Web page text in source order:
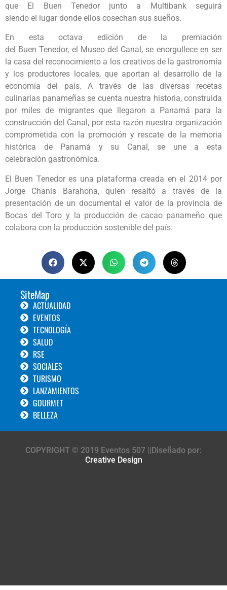
que El Buen Tenedor junto a Multibank seguirá
siendo el lugar donde ellos cosechan sus sueños.
En esta octava edición de la premiación
del Buen Tenedor, el Museo del Canal, se enorgullece en ser
la casa del reconocimiento a los creativos de la gastronomía
y los productores locales, que aportan al desarrollo de la
economía del país. A través de las diversas recetas
culinarias panameñas se cuenta nuestra historia, construida
por miles de migrantes que llegaron a Panamá para la
construcción del Canal, por esta razón nuestra organización
comprometida con la promoción y rescate de la memoria
histórica de Panamá y su Canal, se une a esta
celebración gastronómica.
El Buen Tenedor es una plataforma creada en el 2014 por
Jorge Chanis Barahona, quien resaltó a través de la
presentación de un documental el valor de la provincia de
Bocas del Toro y la producción de cacao panameño que
colabora con la producción sostenible del país.
SiteMap
ACTUALIDAD
EVENTOS
TECNOLOGÍA
SALUD
RSE
SOCIALES
TURISMO
LANZAMIENTOS
GOURMET
BELLEZA
COPYRIGHT © 2019 Eventos 507 ||Diseñado por:
Creative Design